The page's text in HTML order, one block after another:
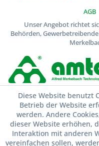
AGB
Unser Angebot richtet
Behörden,
Diese Website benutzt
Betrieb der Website
werden. Andere
dieser Website erhöhen,
Interaktion mit anderen
vereinfachen sollen,